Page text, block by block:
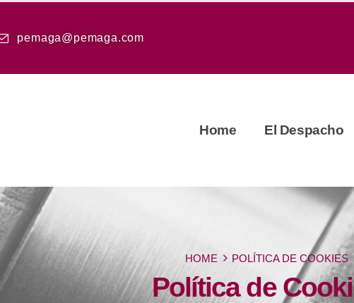
pemaga@pemaga.com
Home El Despacho
HOME POLÍTICA DE COOKIES
Política de